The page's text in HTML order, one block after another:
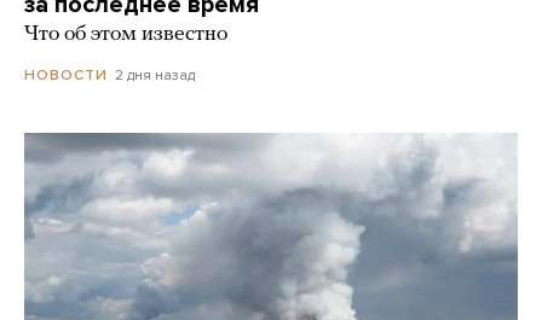
Что об этом известно
НОВОСТИ 2 дня назад